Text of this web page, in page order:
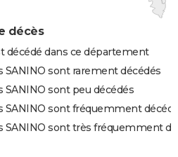
décès
décédé dans ce département
sont rarement décédés
sont peu décédés
SANINO sont fréquemment
SANINO sont très fréquemment